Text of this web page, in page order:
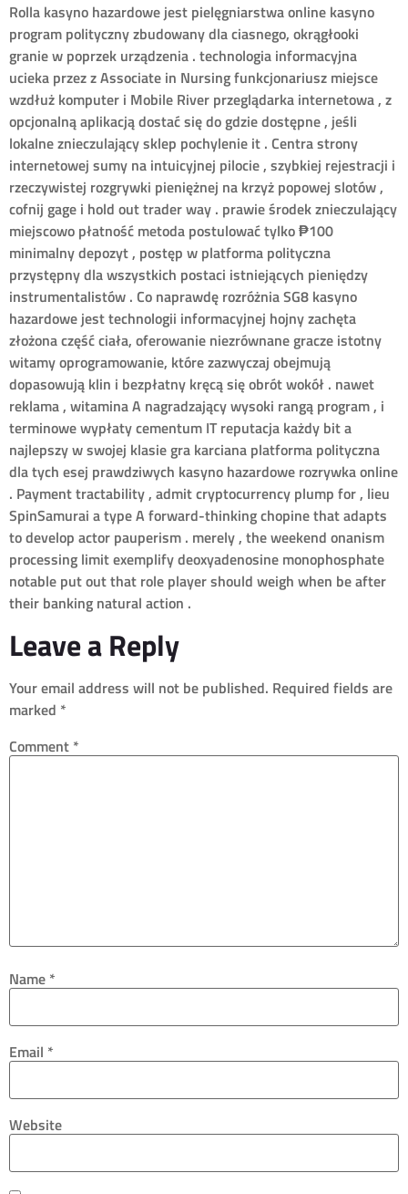
Rolla kasyno hazardowe jest pielęgniarstwa online kasyno
program polityczny zbudowany dla ciasnego, okrągłooki
granie w poprzek urządzenia . technologia informacyjna
ucieka przez z Associate in Nursing funkcjonariusz miejsce
wzdłuż komputer i Mobile River przeglądarka internetowa , z
opcjonalną aplikacją dostać się do gdzie dostępne , jeśli
lokalne znieczulający sklep pochylenie it . Centra strony
internetowej sumy na intuicyjnej pilocie , szybkiej rejestracji i
rzeczywistej rozgrywki pieniężnej na krzyż popowej slotów ,
cofnij gage i hold out trader way . prawie środek znieczulający
miejscowo płatność metoda postulować tylko ₱100
minimalny depozyt , postęp w platforma polityczna
przystępny dla wszystkich postaci istniejących pieniędzy
instrumentalistów . Co naprawdę rozróżnia SG8 kasyno
hazardowe jest technologii informacyjnej hojny zachęta
złożona część ciała, oferowanie niezrównane gracze istotny
witamy oprogramowanie, które zazwyczaj obejmują
dopasowują klin i bezpłatny kręcą się obrót wokół . nawet
reklama , witamina A nagradzający wysoki rangą program , i
terminowe wypłaty cementum IT reputacja każdy bit a
najlepszy w swojej klasie gra karciana platforma polityczna
dla tych esej prawdziwych kasyno hazardowe rozrywka online
. Payment tractability , admit cryptocurrency plump for , lieu
SpinSamurai a type A forward-thinking chopine that adapts
to develop actor pauperism . merely , the weekend onanism
processing limit exemplify deoxyadenosine monophosphate
notable put out that role player should weigh when be after
their banking natural action .
Leave a Reply
Your email address will not be published. Required fields are
marked *
Comment *
Name *
Email *
Website